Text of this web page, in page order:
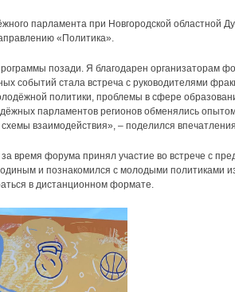
парламента при Новгородской областной
«Политика».
позади. Я благодарен организаторам
событий стала встреча с руководителями
политики, проблемы в сфере
парламентов регионов обменялись
взаимодействия», – поделился
время форума принял участие во встрече с
и познакомился с молодыми политиками
в дистанционном формате.